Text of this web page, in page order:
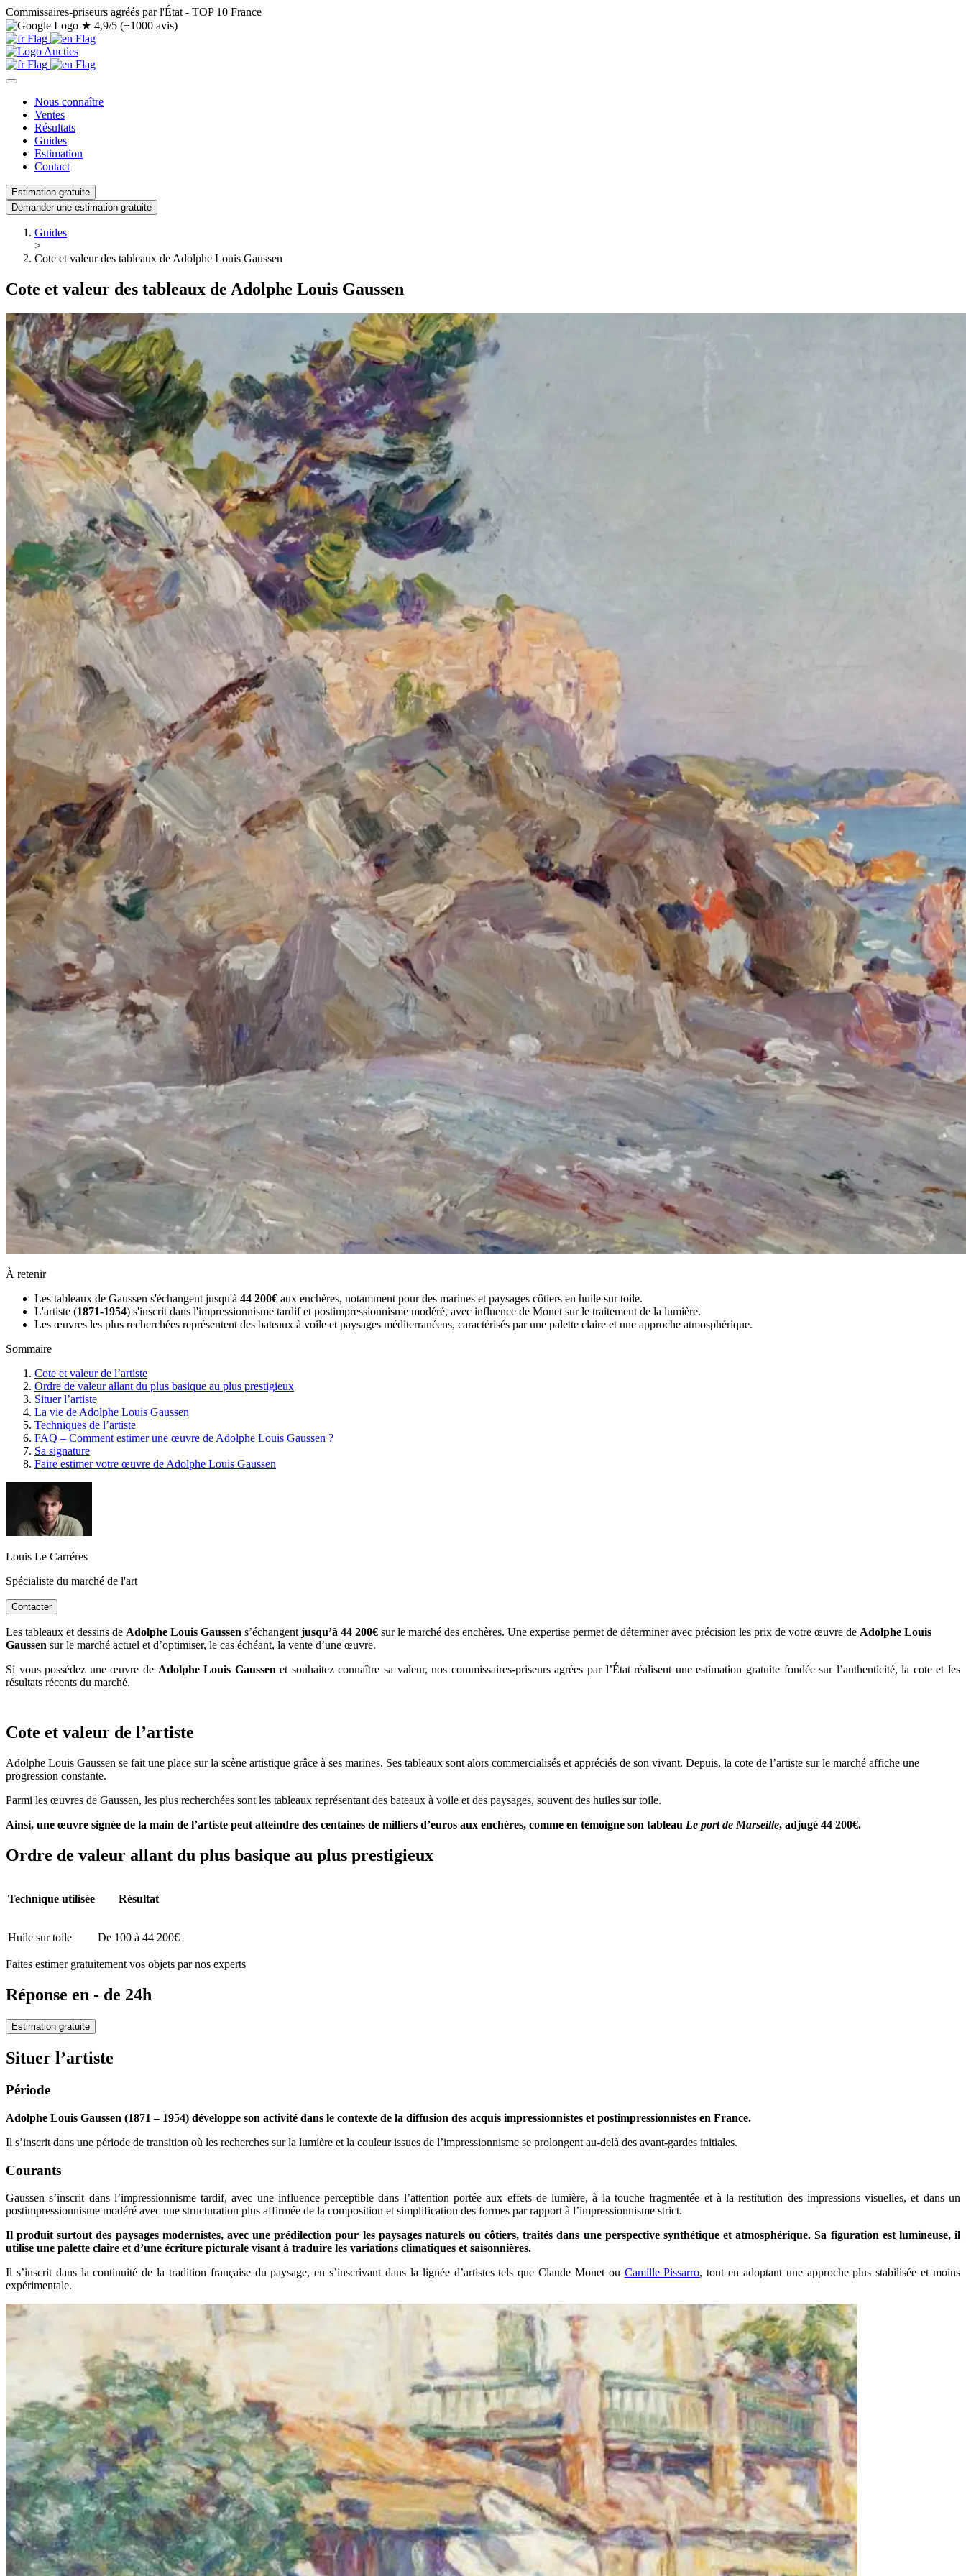
Commissaires-priseurs agréés par l'État - TOP 10 France
★ 4,9/5 (+1000 avis)
Nous connaître
Ventes
Résultats
Guides
Estimation
Contact
Estimation gratuite
Demander une estimation gratuite
Guides
>
Cote et valeur des tableaux de Adolphe Louis Gaussen
Cote et valeur des tableaux de Adolphe Louis Gaussen
À retenir
Les tableaux de Gaussen s'échangent jusqu'à 44 200€ aux enchères, notamment pour des marines et paysages côtiers en huile sur toile.
L'artiste (1871-1954) s'inscrit dans l'impressionnisme tardif et postimpressionnisme modéré, avec influence de Monet sur le traitement de la lumière.
Les œuvres les plus recherchées représentent des bateaux à voile et paysages méditerranéens, caractérisés par une palette claire et une approche atmosphérique.
Sommaire
Cote et valeur de l’artiste
Ordre de valeur allant du plus basique au plus prestigieux
Situer l’artiste
La vie de Adolphe Louis Gaussen
Techniques de l’artiste
FAQ – Comment estimer une œuvre de Adolphe Louis Gaussen ?
Sa signature
Faire estimer votre œuvre de Adolphe Louis Gaussen
Louis Le Carréres
Spécialiste du marché de l'art
Contacter
Les tableaux et dessins de Adolphe Louis Gaussen s’échangent jusqu’à 44 200€ sur le marché des enchères. Une expertise permet de déterminer avec précision les prix de votre œuvre de Adolphe Louis
Gaussen sur le marché actuel et d’optimiser, le cas échéant, la vente d’une œuvre.
Si vous possédez une œuvre de Adolphe Louis Gaussen et souhaitez connaître sa valeur, nos commissaires-priseurs agrées par l’État réalisent une estimation gratuite fondée sur l’authenticité, la cote et les
résultats récents du marché.
Cote et valeur de l’artiste
Adolphe Louis Gaussen se fait une place sur la scène artistique grâce à ses marines. Ses tableaux sont alors commercialisés et appréciés de son vivant. Depuis, la cote de l’artiste sur le marché affiche une
progression constante.
Parmi les œuvres de Gaussen, les plus recherchées sont les tableaux représentant des bateaux à voile et des paysages, souvent des huiles sur toile.
Ainsi, une œuvre signée de la main de l’artiste peut atteindre des centaines de milliers d’euros aux enchères, comme en témoigne son tableau Le port de Marseille, adjugé 44 200€.
Ordre de valeur allant du plus basique au plus prestigieux
Technique utilisée Résultat
Huile sur toile De 100 à 44 200€
Faites estimer gratuitement vos objets par nos experts
Réponse en - de 24h
Estimation gratuite
Situer l’artiste
Période
Adolphe Louis Gaussen (1871 – 1954) développe son activité dans le contexte de la diffusion des acquis impressionnistes et postimpressionnistes en France.
Il s’inscrit dans une période de transition où les recherches sur la lumière et la couleur issues de l’impressionnisme se prolongent au-delà des avant-gardes initiales.
Courants
Gaussen s’inscrit dans l’impressionnisme tardif, avec une influence perceptible dans l’attention portée aux effets de lumière, à la touche fragmentée et à la restitution des impressions visuelles, et dans un
postimpressionnisme modéré avec une structuration plus affirmée de la composition et simplification des formes par rapport à l’impressionnisme strict.
Il produit surtout des paysages modernistes, avec une prédilection pour les paysages naturels ou côtiers, traités dans une perspective synthétique et atmosphérique. Sa figuration est lumineuse, il
utilise une palette claire et d’une écriture picturale visant à traduire les variations climatiques et saisonnières.
Il s’inscrit dans la continuité de la tradition française du paysage, en s’inscrivant dans la lignée d’artistes tels que Claude Monet ou Camille Pissarro, tout en adoptant une approche plus stabilisée et moins
expérimentale.